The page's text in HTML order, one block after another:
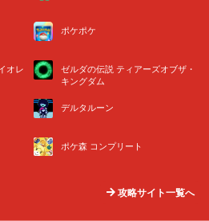
ポケポケ
オレ
ゼルダの伝説 ティアーズオブザ・
キングダム
デルタルーン
ポケ森 コンプリート
攻略サイト一覧へ